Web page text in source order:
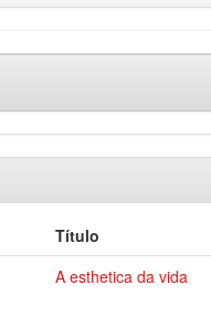
Título
A esthetica da vida